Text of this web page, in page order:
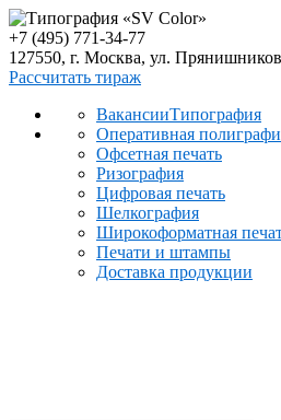
+7 (495) 771-34-77
127550, г. Москва, ул.
Рассчитать тираж
Типография
Вакансии
Оперативная
Офсетная печать
Ризография
Цифровая печать
Шелкография
Широкоформатная
Печати и штампы
Доставка продукции